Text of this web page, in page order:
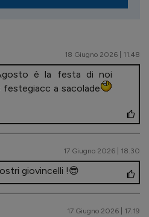
18 Giugno 2026 | 11.48
è la festa di noi
a sacolade
17 Giugno 2026 | 18.30
giovincelli !😎
17 Giugno 2026 | 17.19